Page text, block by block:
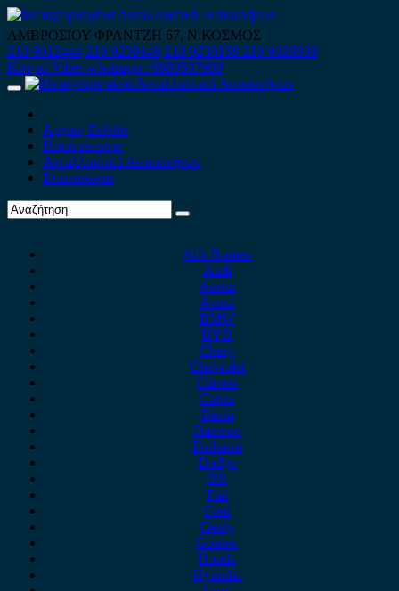
Skip
to
content
ΑΜΒΡΟΣΙΟΥ ΦΡΑΝΤΖΗ 67, Ν.ΚΟΣΜΟΣ
210 9012444 210 9239148 210 9238158 210 9026839
Κινητό-Viber-whatsapp : 6980507900
Primary
Αρχική Σελίδα
Ποιοί είμαστε
Ανταλλακτικά Αυτοκινήτων
Επικοινωνία
Alfa Romeo
Audi
Austin
Acura
BMW
BYD
Chery
Chevrolet
Citroen
Cupra
Dacia
Daewoo
Daihatsu
Dodge
DS
Fiat
Ford
Geely
Gonow
Honda
Hyundai